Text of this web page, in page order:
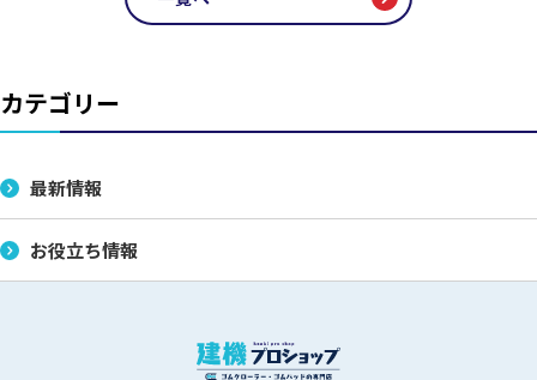
カテゴリー
最新情報
お役立ち情報